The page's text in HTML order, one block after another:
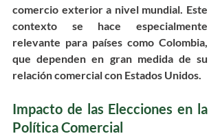
comercio exterior a nivel mundial. Este
contexto se hace especialmente
relevante para países como Colombia,
que dependen en gran medida de su
relación comercial con Estados Unidos.
Impacto de las Elecciones en la
Política Comercial